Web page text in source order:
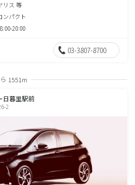
リス 等
ンパクト
20:00
03-3807-8700
1551m
日暮里駅前
2